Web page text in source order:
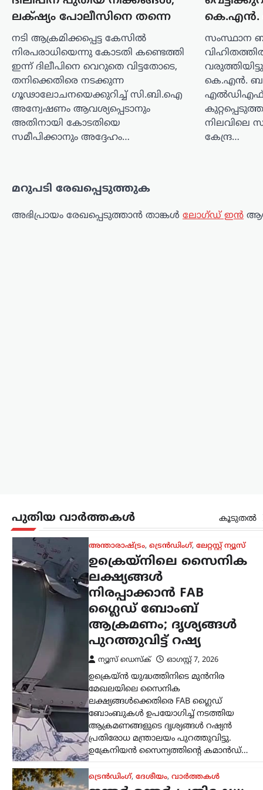
ലക്‌ഷ്യം പോലീസിനെ തന്നെ
നടി ആക്രമിക്കപ്പെട്ട കേസിൽ
നിരപരാധിയെന്നു കോടതി കണ്ടെത്തി
ഇന്ന് ദിലീപിനെ വെറുതെ വിട്ടതോടെ,
തനിക്കെതിരെ നടക്കുന്ന
ഗൂഢാലോചനയെക്കുറിച്ച് സി.ബി.ഐ
അന്വേഷണം ആവശ്യപ്പെടാനും
അതിനായി കോടതിയെ
സമീപിക്കാനും അദ്ദേഹം…
കെ.എൻ.
സംസ്ഥാന
കെ.എൻ.
എൽഡിഎഫ്
നിലവിലെ
കേന്ദ്ര…
മറുപടി രേഖപ്പെടുത്തുക
അഭിപ്രായം രേഖപ്പെടുത്താ‍ൻ താങ്കൾ ലോഗ്ഡ് ഇൻ
പുതിയ വാർത്തകൾ കൂടുതൽ
ശ്രദ്ധേയമായ പരാമർശങ്ങൾ നടത്തി.
വിദ്യാർത്ഥികളുടെ പ്രശ്‌നങ്ങളും പരീക്ഷാ
ക്രമക്കേടുകളും ഉയർത്തിക്കാട്ടി…
കേരളം,ട്രെൻഡിംഗ്,തിരുവനന്തപുരം,
ലേറ്റസ്റ്റ് ന്യൂസ്
വന്ദേമാതരം
പൂർണമായി
ആലപിക്കണം;
ന്യൂസ് ഡെസ്ക്
വന്ദേമാതരം മുഴുവനായും
ഉക്രേനിയൻ സൈന്യത്തിന്റെ കമാൻഡ്…
ട്രെൻഡിംഗ്,ദേശീയം,വാർത്തകൾ
ജന്തർ മന്തർ പ്രതിഷേധ
വേദിയായി
ഉപയോഗിക്കുന്നത്
എന്തുകൊണ്ട്?
പ്രതിഷേധങ്ങളുടെ
പേരിൽ നഗരത്തെ
ബന്ദിയാക്കുന്നത്
ശരിയല്ല; കേന്ദ്രത്തോട്
ഡൽഹി ഹൈക്കോടതി
ന്യൂസ് ഡെസ്ക് ഓഗസ്റ്റ്‌ 7, 2026
ദേശീയ തലസ്ഥാനമായ ഡൽഹിയിലെ
ജന്തർ മന്തർ പ്രതിഷേധങ്ങൾക്കായി
ഉപയോഗിക്കുന്നത്
എന്തുകൊണ്ടാണെന്ന് ചോദ്യം ചെയ്ത്
ഡൽഹി ഹൈക്കോടതി.
പ്രതിഷേധങ്ങളുടെ പേരിൽ നഗരത്തെ